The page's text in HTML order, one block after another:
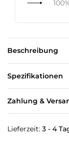
Beschreibung
Spezifikationen
Zahlung &
Lieferzeit: 3 - 4